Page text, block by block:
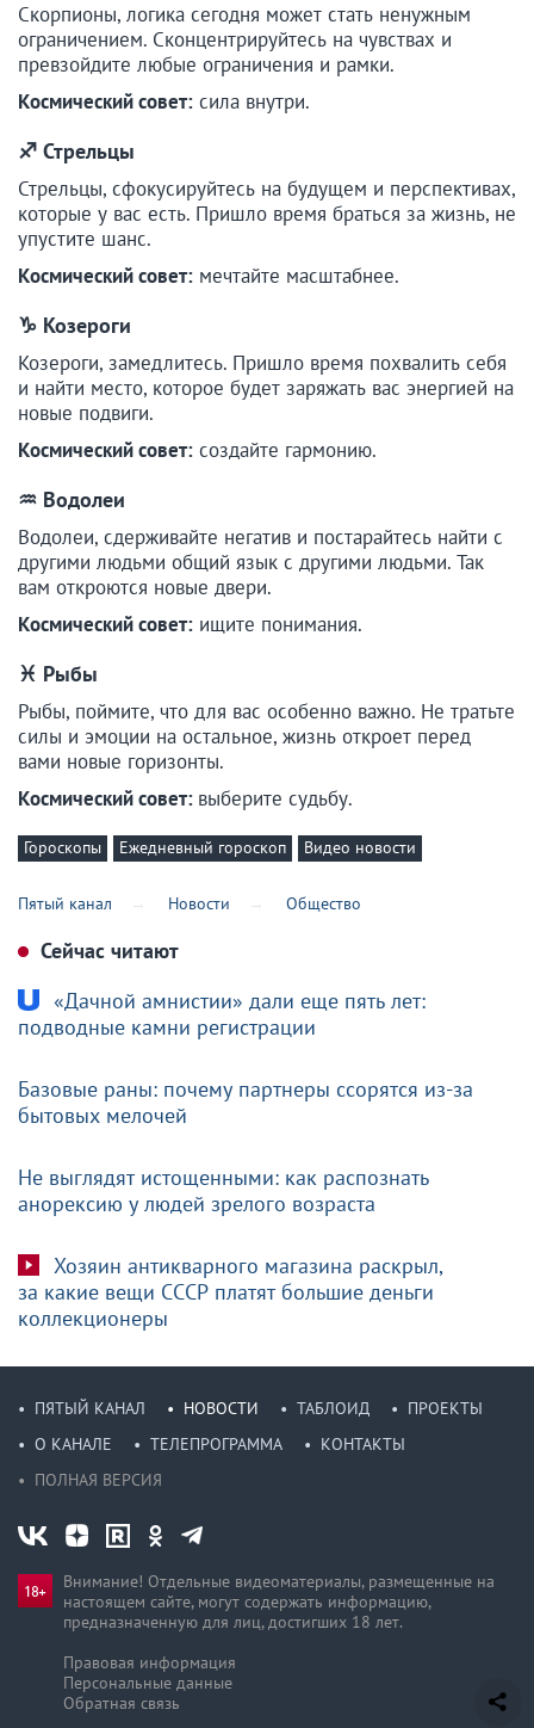
Скорпионы, логика сегодня может стать ненужным
ограничением. Сконцентрируйтесь на чувствах и
превзойдите любые ограничения и рамки.
Космический совет: сила внутри.
♐ Стрельцы
Стрельцы, сфокусируйтесь на будущем и перспективах,
которые у вас есть. Пришло время браться за жизнь, не
упустите шанс.
Космический совет: мечтайте масштабнее.
♑ Козероги
Козероги, замедлитесь. Пришло время похвалить себя
и найти место, которое будет заряжать вас энергией на
новые подвиги.
Космический совет: создайте гармонию.
♒ Водолеи
Водолеи, сдерживайте негатив и постарайтесь найти с
другими людьми общий язык с другими людьми. Так
вам откроются новые двери.
Космический совет: ищите понимания.
♓ Рыбы
Рыбы, поймите, что для вас особенно важно. Не тратьте
силы и эмоции на остальное, жизнь откроет перед
вами новые горизонты.
Космический совет: выберите судьбу.
Гороскопы Ежедневный гороскоп Видео новости
Пятый канал Новости Общество
Сейчас читают
«Дачной амнистии» дали еще пять лет:
подводные камни регистрации
Базовые раны: почему партнеры ссорятся из-за
бытовых мелочей
Не выглядят истощенными: как распознать
анорексию у людей зрелого возраста
Хозяин антикварного магазина раскрыл,
за какие вещи СССР платят большие деньги
коллекционеры
ПЯТЫЙ КАНАЛ НОВОСТИ ТАБЛОИД
ПРОЕКТЫ
О КАНАЛЕ
ТЕЛЕПРОГРАММА
КОНТАКТЫ
ПОЛНАЯ ВЕРСИЯ
Внимание! Отдельные видеоматериалы, размещенные на
настоящем сайте, могут содержать информацию,
предназначен­ную для лиц, достигших 18 лет.
Правовая информация
Персональные данные
Обратная связь